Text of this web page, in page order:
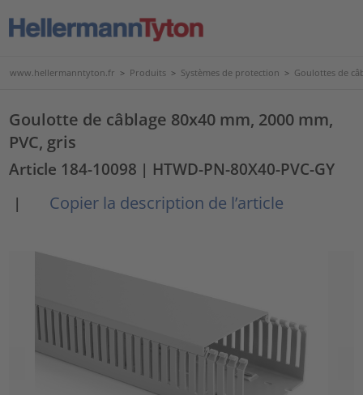
www.hellermanntyton.fr > Produits > Systèmes de protection > Goulottes de
Goulotte de câblage 80x40 mm, 2000 mm,
PVC, gris
Article 184-10098 | HTWD-PN-80X40-PVC-GY
|
Copier la description de l’article